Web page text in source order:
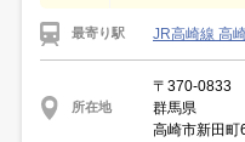
最寄り駅 JR高崎線 高
所在地
〒370-0833
群馬県
高崎市新田町